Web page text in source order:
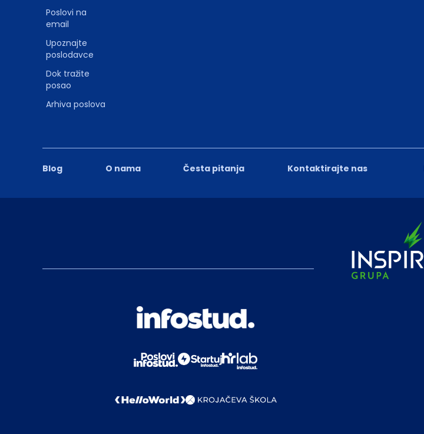
Blog O nama Česta pitanja Kontaktirajte nas
Poslovi na
email
Upoznajte
poslodavce
Dok tražite
posao
Arhiva poslova